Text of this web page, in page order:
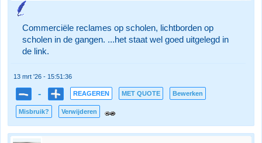
Commerciële reclames op scholen, lichtborden op
scholen in de gangen. ...het staat wel goed uitgelegd in
de link.
13 mrt '26 - 15:51:36
- REAGEREN MET QUOTE Bewerken
Misbruik? Verwijderen